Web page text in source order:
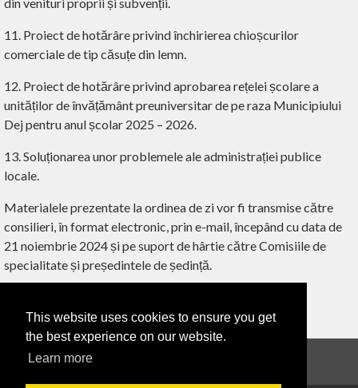
This website uses cookies to ensure you get
the best experience on our website.
Learn more
11. Proiect de hotărâre privind închirierea chioșcurilor
comerciale de tip căsuțe din lemn.
12. Proiect de hotărâre privind aprobarea rețelei școlare a
unităților de învățământ preuniversitar de pe raza Municipiului
Dej pentru anul școlar 2025 – 2026.
13. Soluționarea unor problemele ale administrației publice
locale.
Materialele prezentate la ordinea de zi vor fi transmise către
consilieri, în format electronic, prin e-mail, începând cu data de
21 noiembrie 2024 și pe suport de hârtie către Comisiile de
specialitate și președintele de ședință.
‹ ÎNAPOI
Anunțuri